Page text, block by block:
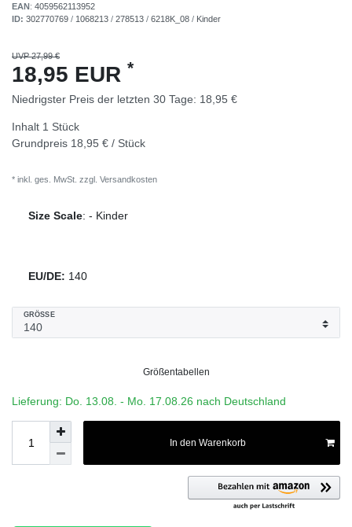
EAN: 4059562113952
ID: 302770769 / 1068213 / 278513 / 6218K_08 / Kinder
UVP 27,99 €
18,95 EUR *
Niedrigster Preis der letzten 30 Tage: 18,95 €
Inhalt 1 Stück
Grundpreis 18,95 € / Stück
* inkl. ges. MwSt. zzgl. Versandkosten
Size Scale: - Kinder
EU/DE: 140
GRÖSSE
Größentabellen
Lieferung: Do. 13.08. - Mo. 17.08.26 nach Deutschland
In den Warenkorb